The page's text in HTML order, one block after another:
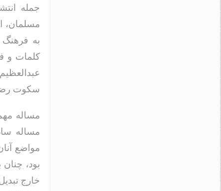
جمله
مسلمان،
به
کلمات و
سکوت
مساله
مساله
مواضع
بود،
خارج